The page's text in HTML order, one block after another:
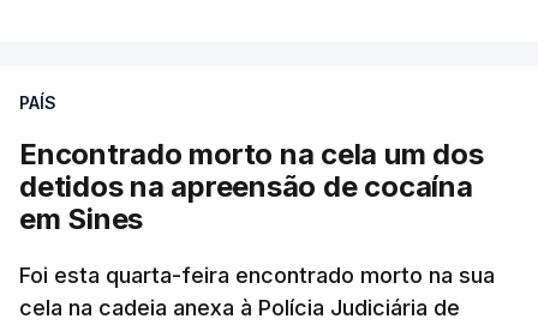
No domingo, estavam concluídos cerca de 50 por
cento dos mais de 20 mil pedidos de reapreciação,
mas Cristina Mota, porta-voz da Missão Escola
Pública, tem dúvidas de que o processo esteja
"Durante o fim de semana e nos últimos dias,
PAÍS
Encontrado morto na cela um dos
detidos na apreensão de cocaína
em Sines
Foi esta quarta-feira encontrado morto na sua
cela na cadeia anexa à Polícia Judiciária de